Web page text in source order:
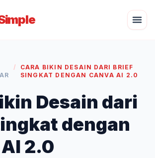
/
CARA BIKIN DESAIN DARI BRIEF
SINGKAT DENGAN CANVA AI 2.0
Desain dari
dengan
2.0